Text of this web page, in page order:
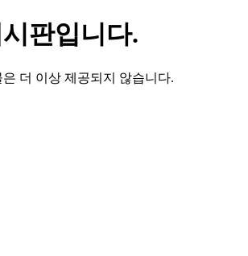
판입니다.
더 이상 제공되지 않습니다.